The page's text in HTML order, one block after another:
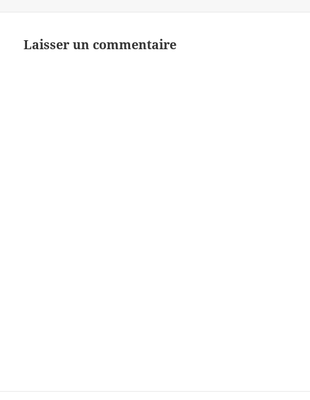
Laisser un commentaire